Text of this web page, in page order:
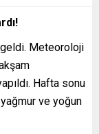
geldi. Meteoroloji
Hafta sonu
ve yoğun